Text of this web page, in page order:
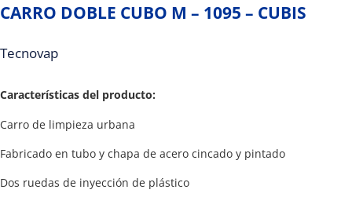
CARRO DOBLE CUBO M – 1095 – CUBIS
Tecnovap
Características del producto:
Carro de limpieza urbana
Fabricado en tubo y chapa de acero cincado y pintado
Dos ruedas de inyección de plástico